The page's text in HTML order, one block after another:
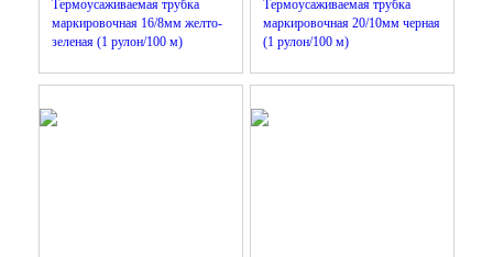
Термоусаживаемая трубка
маркировочная 16/8мм желто-
зеленая (1 рулон/100 м)
Термоусаживаемая трубка
маркировочная 20/10мм черная
(1 рулон/100 м)